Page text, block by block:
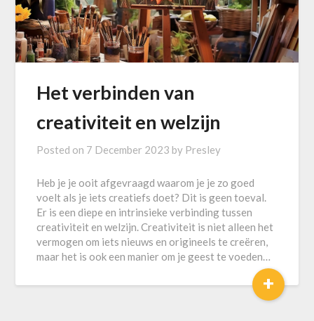
Het verbinden van
creativiteit en welzijn
Posted on 7 December 2023 by Presley
Heb je je ooit afgevraagd waarom je je zo goed
voelt als je iets creatiefs doet? Dit is geen toeval.
Er is een diepe en intrinsieke verbinding tussen
creativiteit en welzijn. Creativiteit is niet alleen het
vermogen om iets nieuws en origineels te creëren,
maar het is ook een manier om je geest te voeden…
+